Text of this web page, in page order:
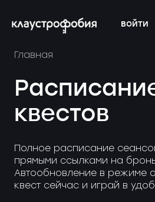
войти
Главная
квестов
Полное расписание
прямыми ссылками на
Автообновление в режиме
квест сейчас и играй в